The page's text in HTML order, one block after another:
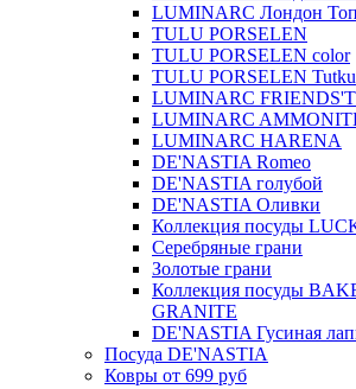
LUMINARC Лондон
TULU PORSELEN
TULU PORSELEN color
TULU PORSELEN Tutku
LUMINARC
LUMINARC
LUMINARC HARENA
DE'NASTIA Romeo
DE'NASTIA голубой
DE'NASTIA Оливки
Коллекция посуды
Серебряные грани
Золотые грани
Коллекция посуды
GRANITE
DE'NASTIA Гусиная
Посуда DE'NASTIA
Ковры от 699 руб